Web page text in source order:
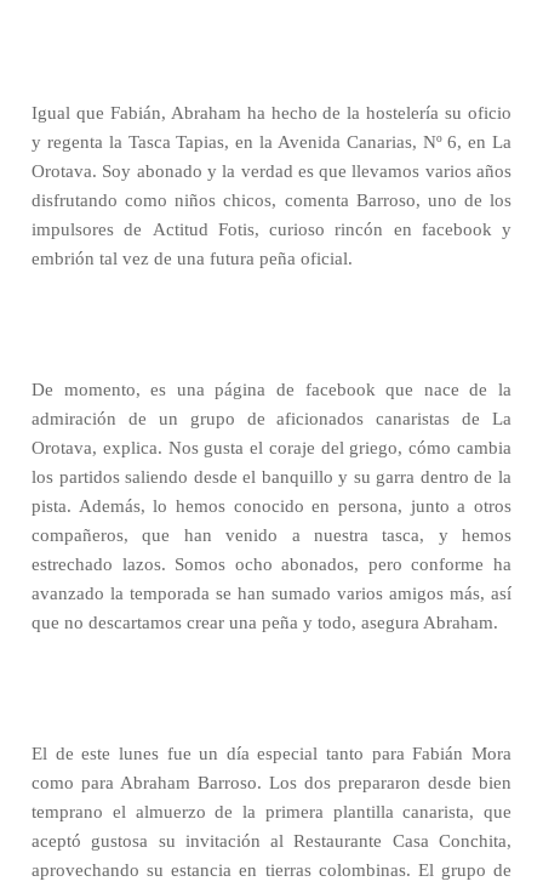
Igual que Fabián, Abraham ha hecho de la hostelería su oficio
y regenta la Tasca Tapias, en la Avenida Canarias, Nº 6, en La
Orotava. Soy abonado y la verdad es que llevamos varios años
disfrutando como niños chicos, comenta Barroso, uno de los
impulsores de Actitud Fotis, curioso rincón en facebook y
embrión tal vez de una futura peña oficial.
De momento, es una página de facebook que nace de la
admiración de un grupo de aficionados canaristas de La
Orotava, explica. Nos gusta el coraje del griego, cómo cambia
los partidos saliendo desde el banquillo y su garra dentro de la
pista. Además, lo hemos conocido en persona, junto a otros
compañeros, que han venido a nuestra tasca, y hemos
estrechado lazos. Somos ocho abonados, pero conforme ha
avanzado la temporada se han sumado varios amigos más, así
que no descartamos crear una peña y todo, asegura Abraham.
El de este lunes fue un día especial tanto para Fabián Mora
como para Abraham Barroso. Los dos prepararon desde bien
temprano el almuerzo de la primera plantilla canarista, que
aceptó gustosa su invitación al Restaurante Casa Conchita,
aprovechando su estancia en tierras colombinas. El grupo de